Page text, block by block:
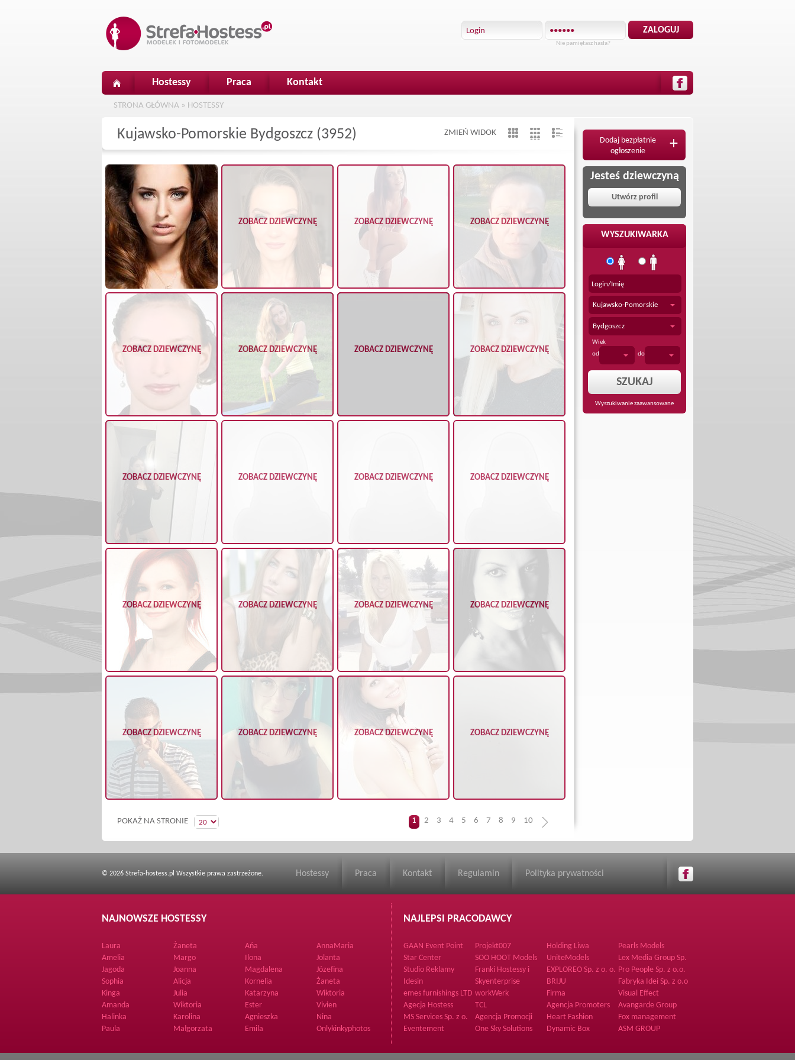
Nie pamiętasz hasła?
Hostessy Praca Kontakt
STRONA GŁÓWNA » HOSTESSY
Kujawsko-Pomorskie Bydgoszcz (3952) ZMIEŃ WIDOK
ZOBACZ DZIEWCZYNĘ ZOBACZ DZIEWCZYNĘ ZOBACZ DZIEWCZYNĘ
ZOBACZ DZIEWCZYNĘ ZOBACZ DZIEWCZYNĘ ZOBACZ DZIEWCZYNĘ ZOBACZ DZIEWCZYNĘ
ZOBACZ DZIEWCZYNĘ ZOBACZ DZIEWCZYNĘ ZOBACZ DZIEWCZYNĘ ZOBACZ DZIEWCZYNĘ
ZOBACZ DZIEWCZYNĘ ZOBACZ DZIEWCZYNĘ ZOBACZ DZIEWCZYNĘ ZOBACZ DZIEWCZYNĘ
ZOBACZ DZIEWCZYNĘ ZOBACZ DZIEWCZYNĘ ZOBACZ DZIEWCZYNĘ ZOBACZ DZIEWCZYNĘ
POKAŻ NA STRONIE 1 2 3 4 5 6 7 8 9 10
Dodaj bezpłatnie
ogłoszenie
+
Jesteś dziewczyną
Utwórz profil
WYSZUKIWARKA
Kujawsko-Pomorskie
Bydgoszcz
Wiek
od
do
Wyszukiwanie zaawansowane
© 2026 Strefa-hostess.pl Wszystkie prawa zastrzeżone. Hostessy Praca Kontakt Regulamin Polityka prywatności
NAJNOWSZE HOSTESSY
Laura Żaneta Ańa
AnnaMaria
Amelia
Margo Ilona
Jolanta
Jagoda
Joanna Magdalena
Józefina
Sophia
Alicja Kornelia
Żaneta
Kinga
Julia Katarzyna
Wiktoria
Amanda
Wiktoria Ester
Vivien
Halinka
Karolina Agnieszka
Nina
Paula
Małgorzata Emila Onlykinkyphotos
NAJLEPSI PRACODAWCY
GAAN Event Point Projekt007 Holding Liwa
Pearls Models
Joanna Jankowska
Star Center SOO HOOT Models UniteModels
Lex Media Group Sp.
z o.o.
Studio Reklamy
Samatix
Franki Hostessy i
Poszukiwacze
Przodków
EXPLOREO Sp. z o. o. Pro People Sp. z o.o.
Idesin
Skyenterprise BRIJU
Fabryka Idei Sp. z o.o
emes furnishings LTD workWerk Firma
Visual Effect
Agecja Hostess
InPlus
TCL Agencja Promoters
Avangarde Group
MS Services Sp. z o.
o.
Agencja Promocji
RENCOM
Heart Fashion
Fox management
Eventement
One Sky Solutions Dynamic Box ASM GROUP